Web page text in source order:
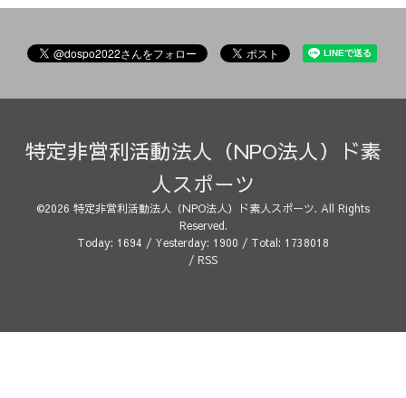
特定非営利活動法人（NPO法人）ド素
人スポーツ
©2026 特定非営利活動法人（NPO法人）ド素人スポーツ. All Rights
Reserved.
Today: 1694 / Yesterday: 1900 / Total: 1738018
/ RSS